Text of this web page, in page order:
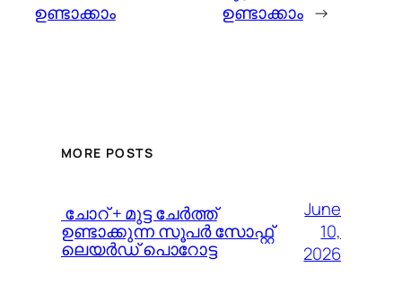
ഉണ്ടാക്കാം
ഉണ്ടാക്കാം →
MORE POSTS
️ ചോറ് + മുട്ട ചേർത്ത്
ഉണ്ടാക്കുന്ന സൂപർ സോഫ്റ്റ്
ലെയർഡ് പൊറോട്ട
June
10,
2026